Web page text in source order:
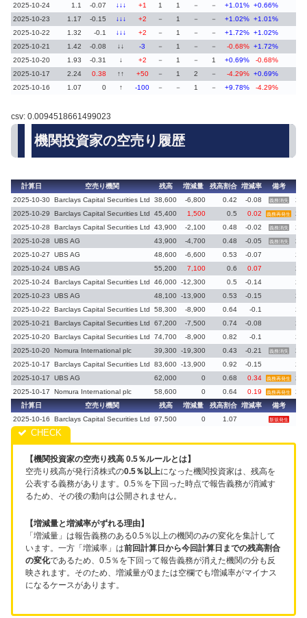
2025-10-24
1.1 -0.07 ↓↓↓ +1 1 1 － － +1.01% +0.66%
2025-10-23
1.17 -0.15 ↓↓↓ +2 － 1 － － +1.02% +1.01%
2025-10-22
1.32 -0.1 ↓↓↓ +2 － 1 － － +1.72% +1.02%
2025-10-21
1.42 -0.08 ↓↓ -3 － 1 － － -0.68% +1.72%
2025-10-20
1.93 -0.31 ↓ +2 － 1 － 1 +0.69%
-0.68%
2025-10-17
2.24 0.38 ↑↑ +50 － 1 2 － -4.29% +0.69%
2025-10-16
1.07 0 ↑ -100 － － 1 － +9.78% -4.29%
csv: 0.0094518661499023
機関投資家の空売り履歴
計算日 空売り機関 残高 増減量 残高割合 増減率 備考
2025-10-30 Barclays Capital Securities Ltd 38,600 -6,800 0.42 -0.08 義務消失
2025-10-29
Barclays Capital Securities Ltd 45,400 1,500 0.5 0.02 義務再発生
2025-10-28
Barclays Capital Securities Ltd 43,900 -2,100 0.48 -0.02 義務消失
2025-10-28
UBS AG 43,900 -4,700 0.48 -0.05 義務消失
2025-10-27
UBS AG 48,600 -6,600 0.53 -0.07
2025-10-24 UBS AG 55,200 7,100 0.6 0.07
2025-10-24 Barclays Capital Securities Ltd 46,000 -12,300 0.5 -0.14
2025-10-23
UBS AG 48,100 -13,900 0.53 -0.15
2025-10-22
Barclays Capital Securities Ltd 58,300 -8,900 0.64 -0.1
2025-10-21
Barclays Capital Securities Ltd 67,200 -7,500 0.74 -0.08
2025-10-20 Barclays Capital Securities Ltd 74,700 -8,900 0.82 -0.1
2025-10-20 Nomura International plc 39,300 -19,300 0.43 -0.21 義務消失
2025-10-17
Barclays Capital Securities Ltd 83,600 -13,900 0.92 -0.15
2025-10-17
UBS AG 62,000 0 0.68 0.34 義務再発生
2025-10-17
Nomura International plc 58,600 0 0.64 0.19 義務再発生
計算日
空売り機関 残高 増減量 残高割合 増減率 備考
2025-10-16
Barclays Capital Securities Ltd 97,500 0 1.07 新規発生
【機関投資家の空売り残高 0.5％ルールとは】
空売り残高が発行済株式の0.5％以上になった機関投資家は、残高を
公表する義務があります。0.5％を下回った時点で報告義務が消滅す
るため、その後の動向は公開されません。
【増減量と増減率がずれる理由】
「増減量」は報告義務のある0.5％以上の機関のみの変化を集計して
います。一方「増減率」は前回計算日から今回計算日までの残高割合
の変化であるため、0.5％を下回って報告義務が消えた機関の分も反
映されます。そのため、増減量が0または空欄でも増減率がマイナス
になるケースがあります。